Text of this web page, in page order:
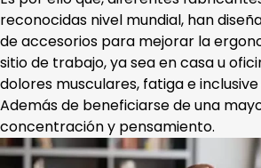
reconocidas nivel mundial, han
de accesorios para mejorar la
sitio de trabajo, ya sea en casa u
dolores musculares, fatiga e
Además de beneficiarse de una
concentración y pensamiento.